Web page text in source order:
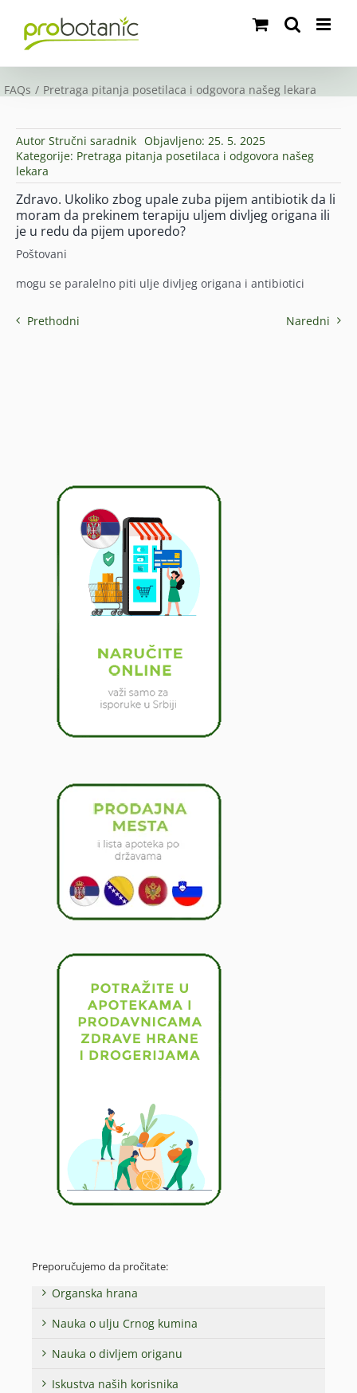
content
FAQs Pretraga pitanja posetilaca i odgovora našeg lekara
Autor Stručni saradnik Objavljeno: 25. 5. 2025
Kategorije: Pretraga pitanja posetilaca i odgovora našeg
lekara
Zdravo. Ukoliko zbog upale zuba pijem antibiotik da li
moram da prekinem terapiju uljem divljeg origana ili
je u redu da pijem uporedo?
Poštovani
mogu se paralelno piti ulje divljeg origana i antibiotici
Prethodni Naredni
Preporučujemo da pročitate:
Organska hrana
Nauka o ulju Crnog kumina
Nauka o divljem origanu
Iskustva naših korisnika